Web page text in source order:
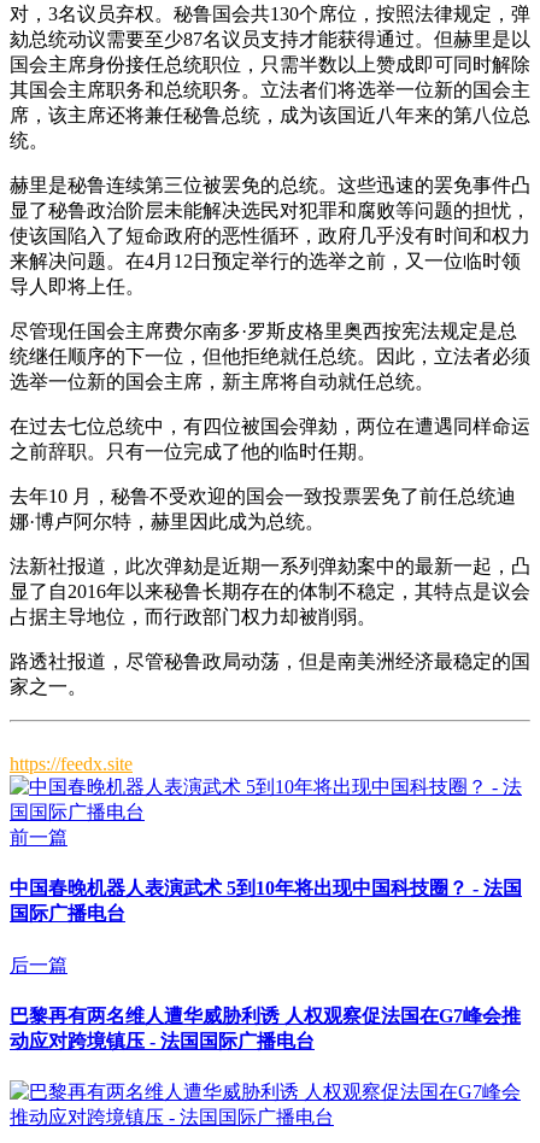
对，3名议员弃权。秘鲁国会共130个席位，按照法律规定，弹
劾总统动议需要至少87名议员支持才能获得通过。但赫里是以
国会主席身份接任总统职位，只需半数以上赞成即可同时解除
其国会主席职务和总统职务。立法者们将选举一位新的国会主
席，该主席还将兼任秘鲁总统，成为该国近八年来的第八位总
统。
赫里是秘鲁连续第三位被罢免的总统。这些迅速的罢免事件凸
显了秘鲁政治阶层未能解决选民对犯罪和腐败等问题的担忧，
使该国陷入了短命政府的恶性循环，政府几乎没有时间和权力
来解决问题。在4月12日预定举行的选举之前，又一位临时领
导人即将上任。
尽管现任国会主席费尔南多·罗斯皮格里奥西按宪法规定是总
统继任顺序的下一位，但他拒绝就任总统。因此，立法者必须
选举一位新的国会主席，新主席将自动就任总统。
在过去七位总统中，有四位被国会弹劾，两位在遭遇同样命运
之前辞职。只有一位完成了他的临时任期。
去年10 月，秘鲁不受欢迎的国会一致投票罢免了前任总统迪
娜·博卢阿尔特，赫里因此成为总统。
法新社报道，此次弹劾是近期一系列弹劾案中的最新一起，凸
显了自2016年以来秘鲁长期存在的体制不稳定，其特点是议会
占据主导地位，而行政部门权力却被削弱。
路透社报道，尽管秘鲁政局动荡，但是南美洲经济最稳定的国
家之一。
https://feedx.site
前一篇
中国春晚机器人表演武术 5到10年将出现中国科技圈？ - 法国
国际广播电台
后一篇
巴黎再有两名维人遭华威胁利诱 人权观察促法国在G7峰会推
动应对跨境镇压 - 法国国际广播电台